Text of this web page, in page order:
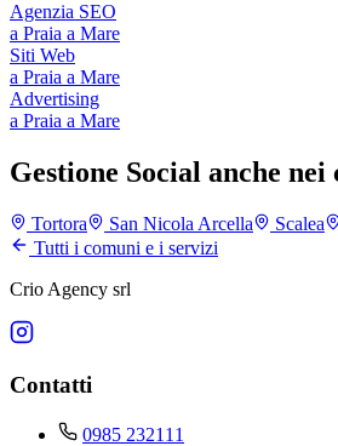
Agenzia SEO
a Praia a Mare
Siti Web
a Praia a Mare
Advertising
a Praia a Mare
Gestione Social anche
Tortora San Nicola Arcella Scalea
Tutti i comuni e i servizi
Crio Agency srl
Contatti
0985 232111